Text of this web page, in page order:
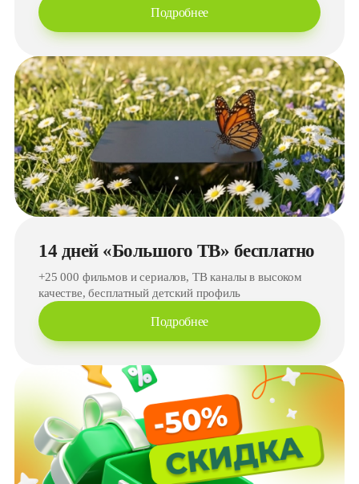
Подробнее
14 дней «Большого ТВ» бесплатно
+25 000 фильмов и сериалов, ТВ каналы в высоком
качестве, бесплатный детский профиль
Подробнее